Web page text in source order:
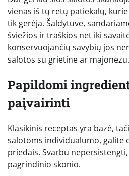
vienas iš tų retų patiekalų,
tik gerėja. Šaldytuve,
šviežios ir traškios net iki
konservuojančių savybių jos
salotos su grietine ar majonezu.
Papildomi
paįvairinti
Klasikinis receptas yra bazė,
salotoms individualumo, galite
priedais. Svarbu
pagrindinio skonio.